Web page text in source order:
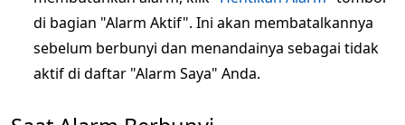
di bagian "Alarm Aktif". Ini akan membatalkannya
sebelum berbunyi dan menandainya sebagai tidak
aktif di daftar "Alarm Saya" Anda.